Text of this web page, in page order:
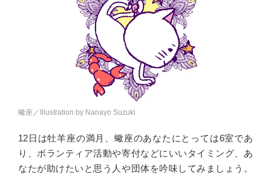
蠍座／Illustration by Nanayo Suzuki
12日は牡羊座の満月、蠍座のあなたにとっては6室であ
り、ボランティア活動や寄付などにいいタイミング、あ
なたが助けたいと思う人や団体を吟味してみましょう。